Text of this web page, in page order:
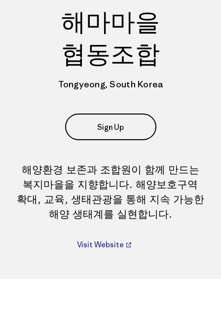
해마마을
협동조합
Tongyeong, South Korea
Sign Up
해양환경 보존과 조합원이 함께 만드는
복지마을을 지향합니다. 해양보호구역
확대, 교육, 생태관광을 통해 지속 가능한
해양 생태계를 실현합니다.
Visit Website